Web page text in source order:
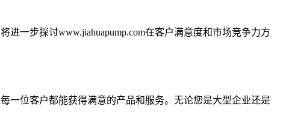
一步探讨www.jiahuapump.com在客户满意度和市场竞争力方
一位客户都能获得满意的产品和服务。无论您是大型企业还是